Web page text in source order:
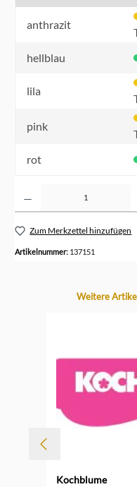
anthrazit
hellblau
lila
pink
rot
Zum Merkzettel hinzufügen
Artikelnummer: 137151
Produktgalerie
Weitere
Kochblume